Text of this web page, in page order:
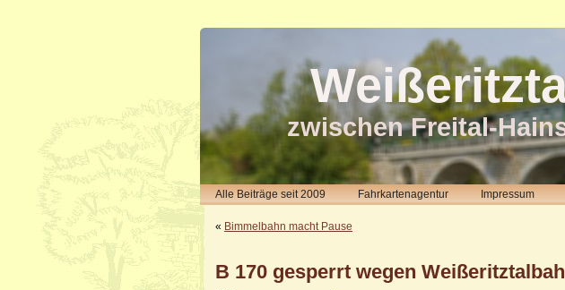
zwischen Freital-
Alle Beiträge seit 2009 Fahrkartenagentur Impressum
« Bimmelbahn macht Pause
B 170 gesperrt wegen